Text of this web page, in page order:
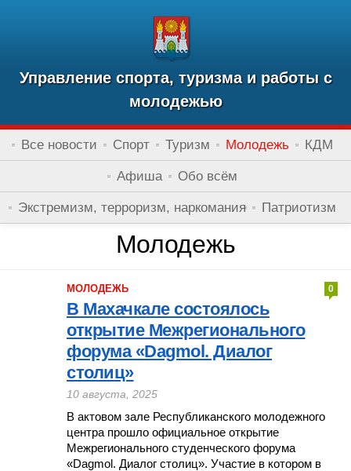
Управление спорта, туризма и работы с
молодежью
Все новости Спорт Туризм Молодежь КДМ
Афиша Обо всём
Экстремизм, терроризм, наркомания Патриотизм
Молодежь
МОЛОДЕЖЬ 0
В Махачкале состоялось
открытие Межрегионального
форума «Dagmol. Диалог
столиц»
10 августа, 2025
В актовом зале Республиканского молодежного
центра прошло официальное открытие
Межрегионального студенческого форума
«Dagmol. Диалог столиц». Участие в котором в